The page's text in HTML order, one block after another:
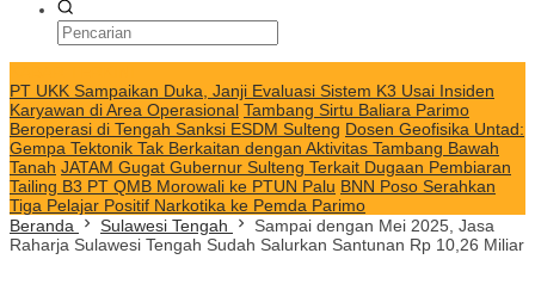
PT UKK Sampaikan Duka, Janji Evaluasi Sistem K3 Usai Insiden
Karyawan di Area Operasional Tambang Sirtu Baliara Parimo
Beroperasi di Tengah Sanksi ESDM Sulteng Dosen Geofisika Untad:
Gempa Tektonik Tak Berkaitan dengan Aktivitas Tambang Bawah
Tanah JATAM Gugat Gubernur Sulteng Terkait Dugaan Pembiaran
Tailing B3 PT QMB Morowali ke PTUN Palu BNN Poso Serahkan
Tiga Pelajar Positif Narkotika ke Pemda Parimo
Beranda
Sulawesi Tengah
Sampai dengan Mei 2025, Jasa
Raharja Sulawesi Tengah Sudah Salurkan Santunan Rp 10,26 Miliar